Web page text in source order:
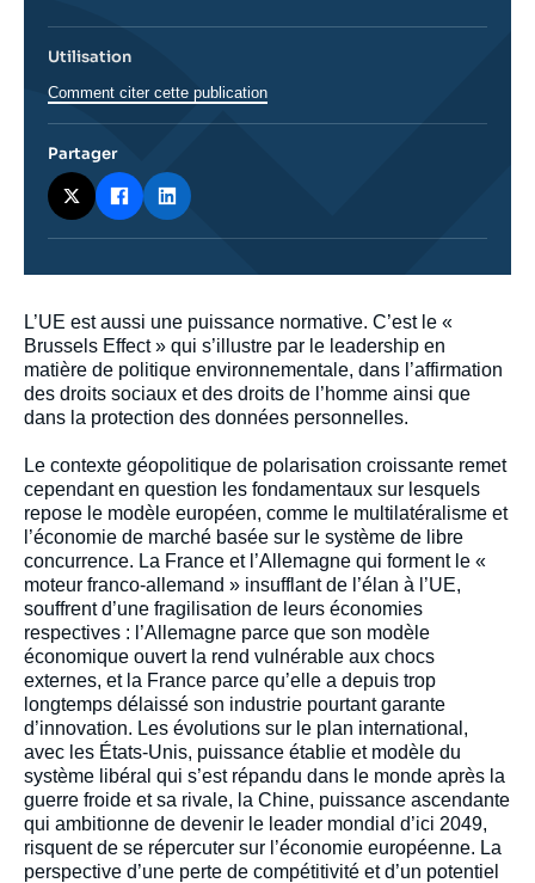
Corps
analyses
L’UE est aussi une puissance normative. C’est le «
Brussels Effect » qui s’illustre par le leadership en
matière de politique environnementale, dans l’affirmation
des droits sociaux et des droits de l’homme ainsi que
dans la protection des données personnelles.
Le contexte géopolitique de polarisation croissante remet
cependant en question les fondamentaux sur lesquels
repose le modèle européen, comme le multilatéralisme et
l’économie de marché basée sur le système de libre
concurrence. La France et l’Allemagne qui forment le «
moteur franco-allemand » insufflant de l’élan à l’UE,
souffrent d’une fragilisation de leurs économies
respectives : l’Allemagne parce que son modèle
économique ouvert la rend vulnérable aux chocs
externes, et la France parce qu’elle a depuis trop
longtemps délaissé son industrie pourtant garante
d’innovation. Les évolutions sur le plan international,
avec les États-Unis, puissance établie et modèle du
système libéral qui s’est répandu dans le monde après la
guerre froide et sa rivale, la Chine, puissance ascendante
qui ambitionne de devenir le leader mondial d’ici 2049,
risquent de se répercuter sur l’économie européenne. La
perspective d’une perte de compétitivité et d’un potentiel
Utilisation
Comment citer cette publication
Partager